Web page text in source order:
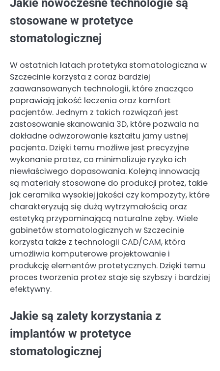
Jakie nowoczesne technologie są
stosowane w protetyce
stomatologicznej
W ostatnich latach protetyka stomatologiczna w
Szczecinie korzysta z coraz bardziej
zaawansowanych technologii, które znacząco
poprawiają jakość leczenia oraz komfort
pacjentów. Jednym z takich rozwiązań jest
zastosowanie skanowania 3D, które pozwala na
dokładne odwzorowanie kształtu jamy ustnej
pacjenta. Dzięki temu możliwe jest precyzyjne
wykonanie protez, co minimalizuje ryzyko ich
niewłaściwego dopasowania. Kolejną innowacją
są materiały stosowane do produkcji protez, takie
jak ceramika wysokiej jakości czy kompozyty, które
charakteryzują się dużą wytrzymałością oraz
estetyką przypominającą naturalne zęby. Wiele
gabinetów stomatologicznych w Szczecinie
korzysta także z technologii CAD/CAM, która
umożliwia komputerowe projektowanie i
produkcję elementów protetycznych. Dzięki temu
proces tworzenia protez staje się szybszy i bardziej
efektywny.
Jakie są zalety korzystania z
implantów w protetyce
stomatologicznej